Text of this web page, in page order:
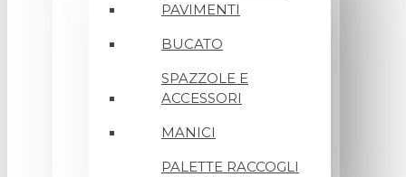
PAVIMENTI
BUCATO
SPAZZOLE E
ACCESSORI
MANICI
PALETTE RACCOGLI